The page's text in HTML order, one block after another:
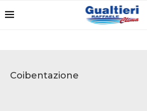
Coibentazione